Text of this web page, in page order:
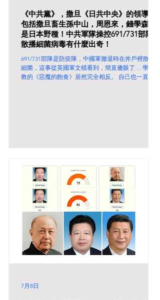
《中共黨》，撒旦《日共中央》的領導人
包括撒旦畜生孫中山，周恩來，錢學森都
是日本野種！中共軍隊操控691/731部隊
散播細菌病毒有什麼出奇！
691/731部隊是防疫隊，中國軍撤退時在井戶裡散播
細菌，這事從英國軍文檔看到，簡直傻眼了… 學校
教的《惡魔的飽食》居然完全相反。 自己也一直信
7月8日